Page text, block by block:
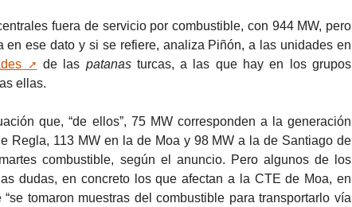
fuera de servicio por combustible, con 944 MW, pero
en ese dato y si se refiere, analiza Piñón, a las unidades en
de las patanasturcas, a las que hay en los grupos
ellas.
que, “de ellos”, 75 MW corresponden a la generación
Regla, 113 MW en la de Moa y 98 MW a la de Santiago de
combustible, según el anuncio. Pero algunos de los
dudas, en concreto los que afectan a la CTE de Moa, en
tomaron muestras del combustible para transportarlo vía